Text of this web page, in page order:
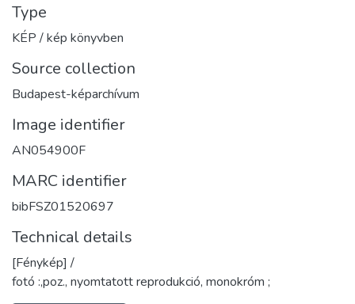
Type
KÉP / kép könyvben
Source collection
Budapest-képarchívum
Image identifier
AN054900F
MARC identifier
bibFSZ01520697
Technical details
[Fénykép] /
fotó :,poz., nyomtatott reprodukció, monokróm ;